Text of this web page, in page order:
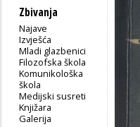
Zbivanja
Najave
Izvješća
Mladi glazbenici
Filozofska škola
Komunikološka
škola
Medijski susreti
Knjižara
Galerija